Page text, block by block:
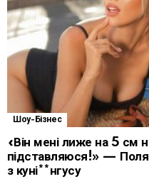
Шоу-Бізнес
«Він мені лиже на 5 см
підставляюся!» —
з куні**нгусу